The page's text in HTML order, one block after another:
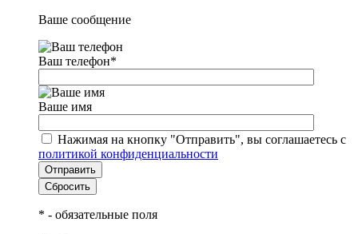
Ваше сообщение
Ваш телефон*
Ваше имя
Нажимая на кнопку "Отправить", вы соглашаетесь с
политикой конфиденциальности
* - обязательные поля